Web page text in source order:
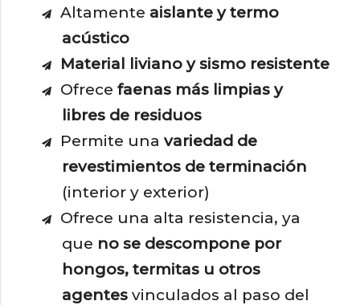
Altamente aislante y termo
acústico
Material liviano y sismo resistente
Ofrecefaenas más limpias y
libres de residuos
Permite unavariedad de
revestimientos de terminación
(interior y exterior)
Ofrece una alta resistencia, ya
que no se descompone por
hongos, termitas u otros
agentes vinculados al paso del